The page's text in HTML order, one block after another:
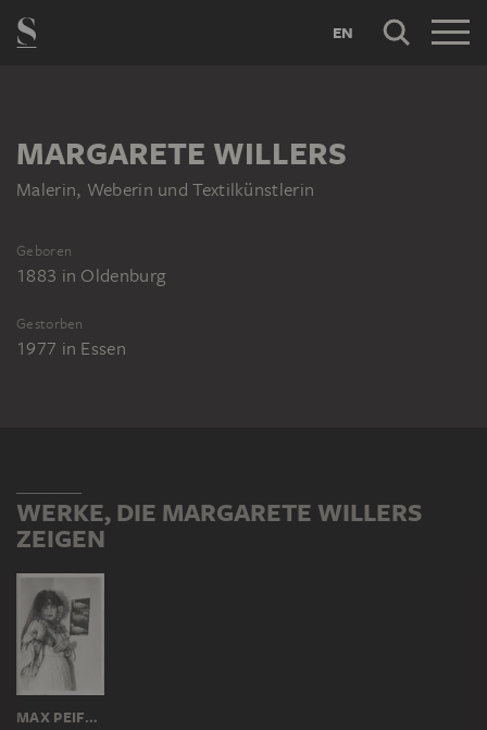
EN
MARGARETE WILLERS
Malerin, Weberin und Textilkünstlerin
Geboren
1883 in Oldenburg
Gestorben
1977 in Essen
WERKE, DIE MARGARETE WILLERS
ZEIGEN
MAX PEIFFER WATENPHUL